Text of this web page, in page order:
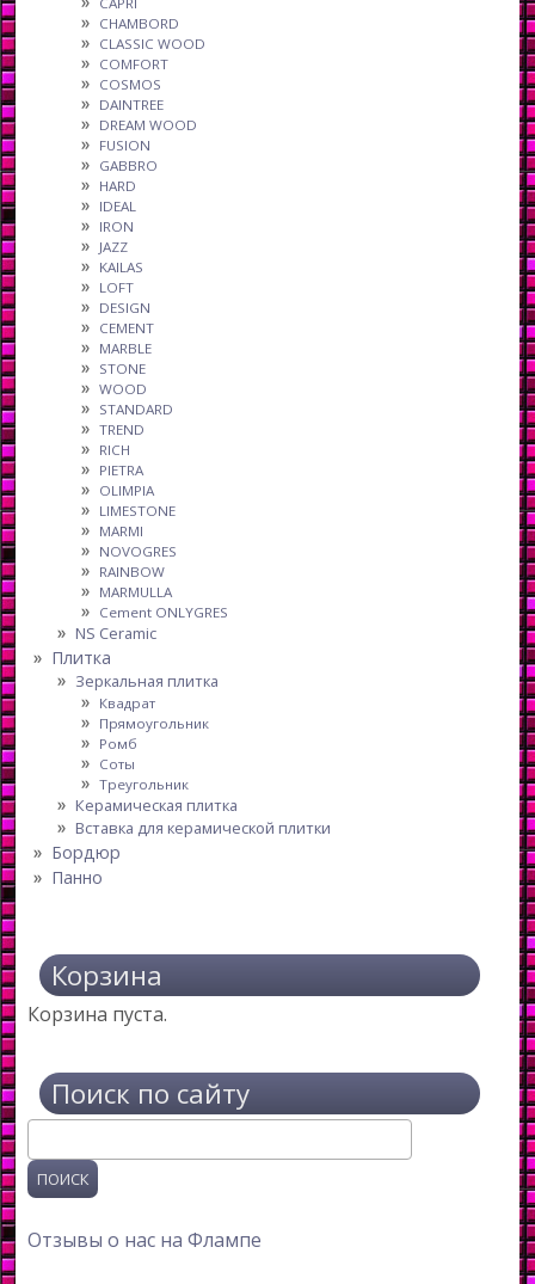
CHAMBORD
CLASSIC WOOD
COMFORT
COSMOS
DAINTREE
DREAM WOOD
FUSION
GABBRO
HARD
IDEAL
IRON
JAZZ
KAILAS
LOFT
DESIGN
CEMENT
MARBLE
STONE
WOOD
STANDARD
TREND
RICH
PIETRA
OLIMPIA
LIMESTONE
MARMI
NOVOGRES
RAINBOW
MARMULLA
Cement ONLYGRES
NS Ceramic
Плитка
Зеркальная плитка
Квадрат
Прямоугольник
Ромб
Соты
Треугольник
Керамическая плитка
Вставка для керамической плитки
Бордюр
Панно
Корзина
Корзина пуста.
Поиск по сайту
Отзывы о нас на Флампе